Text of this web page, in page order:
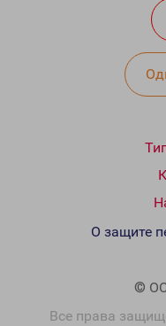
©
Все права
О защите